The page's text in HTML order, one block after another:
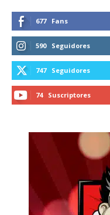
receive all
tobacco harm
677 Fans
590 Seguidores
747 Seguidores
74 Suscriptores